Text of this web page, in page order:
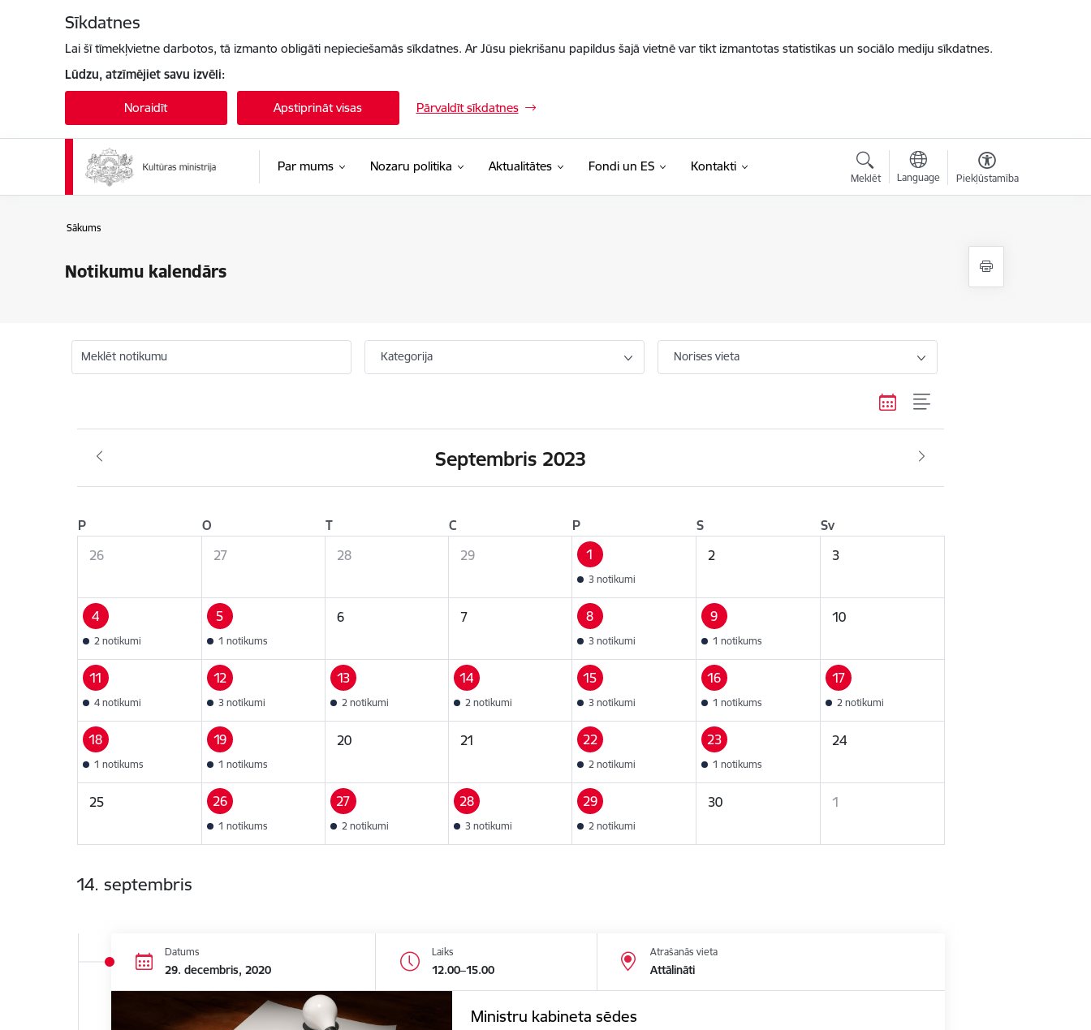
Sīkdatnes
Lai šī tīmekļvietne darbotos, tā izmanto obligāti nepieciešamās sīkdatnes. Ar Jūsu piekrišanu papildus šajā vietnē var tikt izmantotas statistikas un sociālo mediju sīkdatnes.
Lūdzu, atzīmējiet savu izvēli:
Noraidīt Apstiprināt visas Pārvaldīt sīkdatnes
Par mums Nozaru politika Aktualitātes Fondi un ES Kontakti
Meklēt Language Piekļūstamība
Sākums
Notikumu kalendārs
Meklēt notikumu Kategorija Norises vieta
Septembris 2023
P O T C P S
Sv
26
27 28 29 1
3 notikumi
2 3
4
2 notikumi
5
1 notikums
6 7 8
3 notikumi
9
1 notikums
10
11
4 notikumi
12
3 notikumi
13
2 notikumi
14
2 notikumi
15
3 notikumi
16
1 notikums
17
2 notikumi
18
1 notikums
19
1 notikums
20 21 22
2 notikumi
23
1 notikums
24
25 26
1 notikums
27
2 notikumi
28
3 notikumi
29
2 notikumi
30 1
14. septembris
Datums
29. decembris, 2020
Laiks
12.00–15.00
Atrašanās vieta
Attālināti
Ministru kabineta sēdes